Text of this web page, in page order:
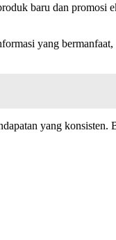
baru dan
yang
yang